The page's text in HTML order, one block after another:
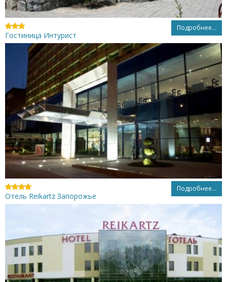
Подробнее...
Гостиница Интурист
Подробнее...
Отель Reikartz Запорожье